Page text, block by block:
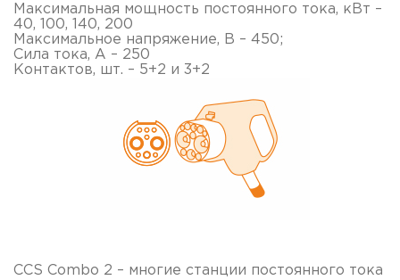
Максимальная мощность постоянного тока, кВт –
40, 100, 140, 200
Максимальное напряжение, В – 450;
Сила тока, А – 250
Контактов, шт. – 5+2 и 3+2
CCS Combo 2 – многие станции постоянного тока